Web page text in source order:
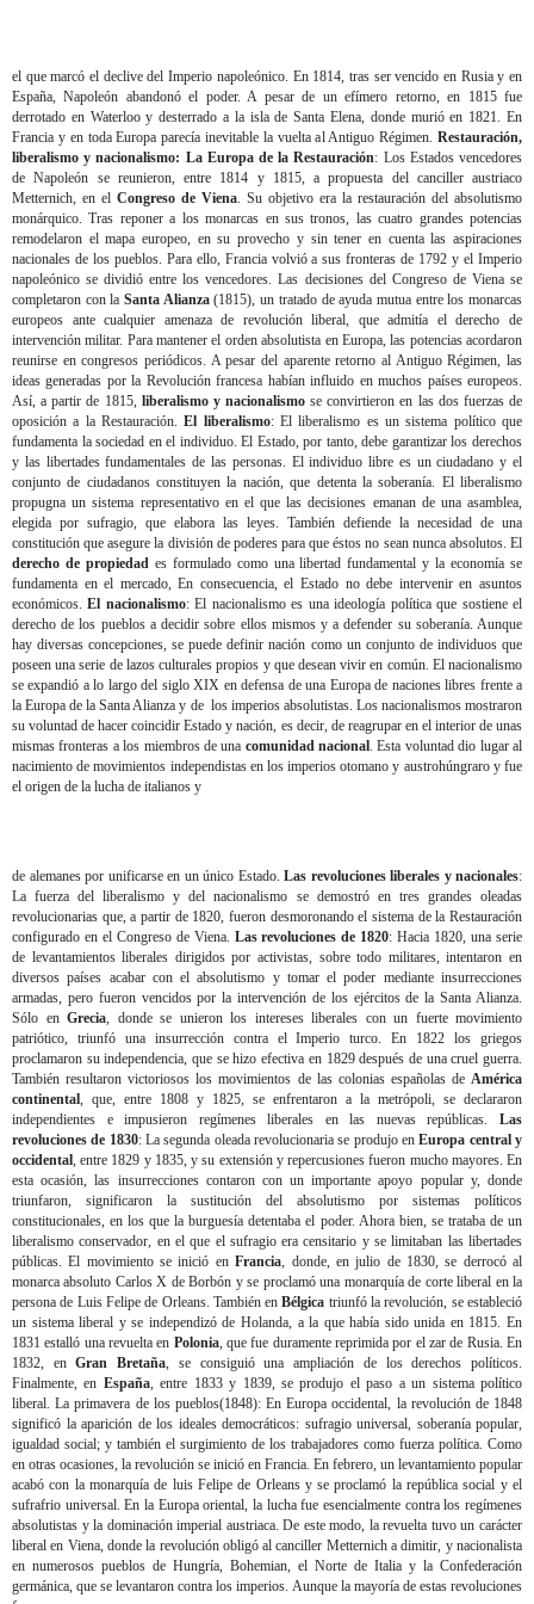
el que marcó el declive del Imperio napoleónico. En 1814, tras ser vencido en Rusia y en
España, Napoleón abandonó el poder. A pesar de un efímero retorno, en 1815 fue
derrotado en Waterloo y desterrado a la isla de Santa Elena, donde murió en 1821. En
Francia y en toda Europa parecía inevitable la vuelta al Antiguo Régimen. Restauración,
liberalismo y nacionalismo: La Europa de la Restauración: Los Estados vencedores
de Napoleón se reunieron, entre 1814 y 1815, a propuesta del canciller austriaco
Metternich, en el Congreso de Viena. Su objetivo era la restauración del absolutismo
monárquico. Tras reponer a los monarcas en sus tronos, las cuatro grandes potencias
remodelaron el mapa europeo, en su provecho y sin tener en cuenta las aspiraciones
nacionales de los pueblos. Para ello, Francia volvió a sus fronteras de 1792 y el Imperio
napoleónico se dividió entre los vencedores. Las decisiones del Congreso de Viena se
completaron con laSanta Alianza(1815), un tratado de ayuda mutua entre los monarcas
europeos ante cualquier amenaza de revolución liberal, que admitía el derecho de
intervención militar. Para mantener el orden absolutista en Europa, las potencias acordaron
reunirse en congresos periódicos. A pesar del aparente retorno al Antiguo Régimen, las
ideas generadas por la Revolución francesa habían influido en muchos países europeos.
Así, a partir de 1815, liberalismo y nacionalismo se convirtieron en las dos fuerzas de
oposición a la Restauración.El liberalismo: El liberalismo es un sistema político que
fundamenta la sociedad en el individuo. El Estado, por tanto, debe garantizar los derechos
y las libertades fundamentales de las personas. El individuo libre es un ciudadano y el
conjunto de ciudadanos constituyen la nación, que detenta la soberanía. El liberalismo
propugna un sistema representativo en el que las decisiones emanan de una asamblea,
elegida por sufragio, que elabora las leyes. También defiende la necesidad de una
constitución que asegure la división de poderes para que éstos no sean nunca absolutos. El
derecho de propiedades formulado como una libertad fundamental y la economía se
fundamenta en el mercado, En consecuencia, el Estado no debe intervenir en asuntos
económicos.El nacionalismo: El nacionalismo es una ideología política que sostiene el
derecho de los pueblos a decidir sobre ellos mismos y a defender su soberanía. Aunque
hay diversas concepciones, se puede definir nación como un conjunto de individuos que
poseen una serie de lazos culturales propios y que desean vivir en común. El nacionalismo
se expandió a lo largo del siglo XIX en defensa de una Europa de naciones libres frente a
la Europa de la Santa Alianza y de los imperios absolutistas. Los nacionalismos mostraron
su voluntad de hacer coincidir Estado y nación, es decir, de reagrupar en el interior de unas
mismas fronteras a los miembros de una comunidad nacional. Esta voluntad dio lugar al
nacimiento de movimientos independistas en los imperios otomano y austrohúngraro y fue
el origen de la lucha de italianos y
de alemanes por unificarse en un único Estado. Las revoluciones liberales y nacionales:
La fuerza del liberalismo y del nacionalismo se demostró en tres grandes oleadas
revolucionarias que, a partir de 1820, fueron desmoronando el sistema de la Restauración
configurado en el Congreso de Viena. Las revoluciones de 1820: Hacia 1820, una serie
de levantamientos liberales dirigidos por activistas, sobre todo militares, intentaron en
diversos países acabar con el absolutismo y tomar el poder mediante insurrecciones
armadas, pero fueron vencidos por la intervención de los ejércitos de la Santa Alianza.
Sólo en Grecia, donde se unieron los intereses liberales con un fuerte movimiento
patriótico, triunfó una insurrección contra el Imperio turco. En 1822 los griegos
proclamaron su independencia, que se hizo efectiva en 1829 después de una cruel guerra.
También resultaron victoriosos los movimientos de las colonias españolas de América
continental, que, entre 1808 y 1825, se enfrentaron a la metrópoli, se declararon
independientes e impusieron regímenes liberales en las nuevas repúblicas. Las
revoluciones de 1830: La segunda oleada revolucionaria se produjo enEuropa central y
occidental, entre 1829 y 1835, y su extensión y repercusiones fueron mucho mayores. En
esta ocasión, las insurrecciones contaron con un importante apoyo popular y, donde
triunfaron, significaron la sustitución del absolutismo por sistemas políticos
constitucionales, en los que la burguesía detentaba el poder. Ahora bien, se trataba de un
liberalismo conservador, en el que el sufragio era censitario y se limitaban las libertades
públicas. El movimiento se inició enFrancia, donde, en julio de 1830, se derrocó al
monarca absoluto Carlos X de Borbón y se proclamó una monarquía de corte liberal en la
persona de Luis Felipe de Orleans. También enBélgica triunfó la revolución, se estableció
un sistema liberal y se independizó de Holanda, a la que había sido unida en 1815. En
1831 estalló una revuelta en Polonia, que fue duramente reprimida por el zar de Rusia. En
1832, enGran Bretaña, se consiguió una ampliación de los derechos políticos.
Finalmente, en España, entre 1833 y 1839, se produjo el paso a un sistema político
liberal. La primavera de los pueblos(1848): En Europa occidental, la revolución de 1848
significó la aparición de los ideales democráticos: sufragio universal, soberanía popular,
igualdad social; y también el surgimiento de los trabajadores como fuerza política. Como
en otras ocasiones, la revolución se inició en Francia. En febrero, un levantamiento popular
acabó con la monarquía de luis Felipe de Orleans y se proclamó la república social y el
sufrafrio universal. En la Europa oriental, la lucha fue esencialmente contra los regímenes
absolutistas y la dominación imperial austriaca. De este modo, la revuelta tuvo un carácter
liberal en Viena, donde la revolución obligó al canciller Metternich a dimitir, y nacionalista
en numerosos pueblos de Hungría, Bohemian, el Norte de Italia y la Confederación
germánica, que se levantaron contra los imperios. Aunque la mayoría de estas revoluciones